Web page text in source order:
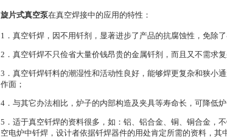
旋片式真空泵在真空焊接中的应用的特性：
1．真空钎焊，因不用钎剂，显著进步了产品的抗腐蚀性，免除
2．真空钎焊不只俭省大量价钱昂贵的金属钎剂，而且又不需求
3．真空钎焊钎料的潮湿性和活动性良好，能够焊更复杂和狭小
作面；
4．与其它办法相比，炉子的内部构造及夹具等寿命长，可降低炉
5．适于真空钎焊的资料很多，如：铝、铝合金、铜、铜合金，
空电炉中钎焊，设计者依据钎焊器件的用处肯定所需的资料，其